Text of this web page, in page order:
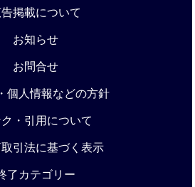
告掲載について
お知らせ
お問合せ
個人情報などの方針
ク・引用について
引法に基づく表示
了カテゴリー